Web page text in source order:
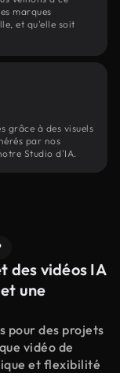
marques
et qu'elle soit
grâce à des visuels
par nos
Studio d'IA.
des vidéos IA
une
pour des projets
vidéo de
et flexibilité